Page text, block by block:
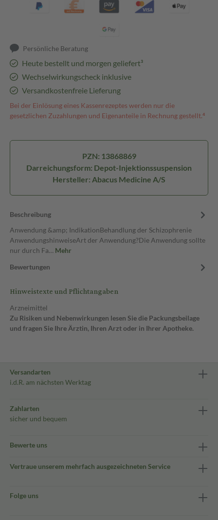
Persönliche Beratung
Heute bestellt und morgen geliefert³
Wechselwirkungscheck inklusive
Versandkostenfreie Lieferung
Bei der Einlösung eines Kassenrezeptes werden nur die
gesetzlichen Zuzahlungen und Eigenanteile in Rechnung gestellt.⁴
PZN: 13868869
Darreichungsform: Depot-Injektionssuspension
Hersteller: Abacus Medicine A/S
Beschreibung
Anwendung &amp; IndikationBehandlung der Schizophrenie
AnwendungshinweiseArt der Anwendung?Die Anwendung sollte
nur durch Fa… Mehr
Bewertungen
Hinweistexte und Pflichtangaben
Arzneimittel
Zu Risiken und Nebenwirkungen lesen Sie die Packungsbeilage
und fragen Sie Ihre Ärztin, Ihren Arzt oder in Ihrer Apotheke.
Versandarten
i.d.R. am nächsten Werktag
Zahlarten
sicher und bequem
Bewerte uns
Vertraue unserem mehrfach ausgezeichneten Service
Folge uns